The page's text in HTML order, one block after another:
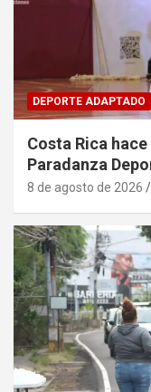
DEPORTE ADAPTADO
Costa Rica
Paradanza
8 de agosto de 2026